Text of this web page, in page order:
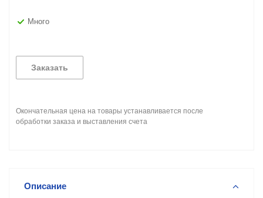
Много
Заказать
Окончательная цена на товары устанавливается после
обработки заказа и выставления счета
Описание